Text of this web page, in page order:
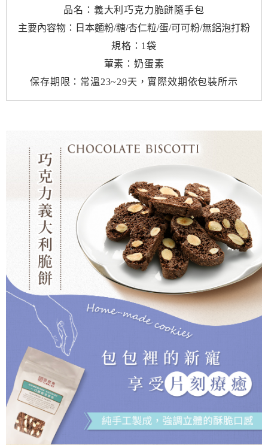
品名：義大利巧克力脆餅隨手包
主要內容物：日本麵粉/糖/杏仁粒/蛋/可可粉/無鋁泡打粉
規格：1袋
葷素：奶蛋素
保存期限：常溫23~29天，實際效期依包裝所示